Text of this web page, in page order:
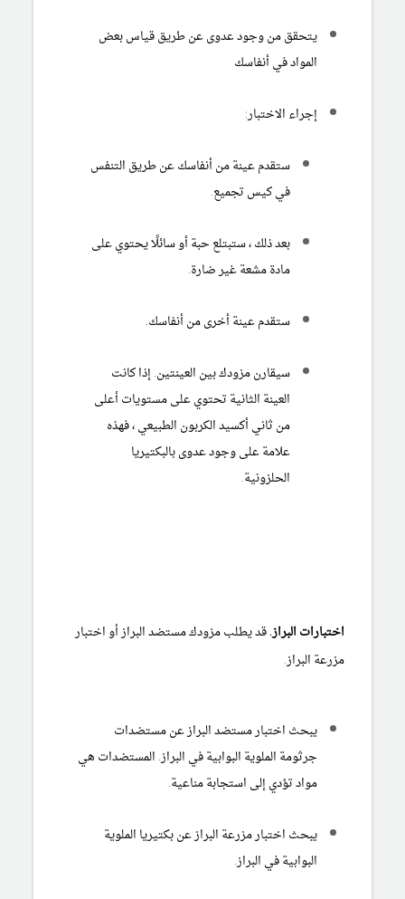
يتحقق من وجود عدوى عن طريق قياس بعض
المواد في أنفاسك
إجراء الاختبار:
ستقدم عينة من أنفاسك عن طريق التنفس
في كيس تجميع.
بعد ذلك ، ستبتلع حبة أو سائلًا يحتوي على
مادة مشعة غير ضارة.
ستقدم عينة أخرى من أنفاسك.
سيقارن مزودك بين العينتين. إذا كانت
العينة الثانية تحتوي على مستويات أعلى
من ثاني أكسيد الكربون الطبيعي ، فهذه
علامة على وجود عدوى بالبكتيريا
الحلزونية.
اختبارات البراز.قد يطلب مزودك مستضد البراز أو اختبار
مزرعة البراز.
يبحث اختبار مستضد البراز عن مستضدات
جرثومة الملوية البوابية في البراز. المستضدات هي
مواد تؤدي إلى استجابة مناعية.
يبحث اختبار مزرعة البراز عن بكتيريا الملوية
البوابية في البراز.